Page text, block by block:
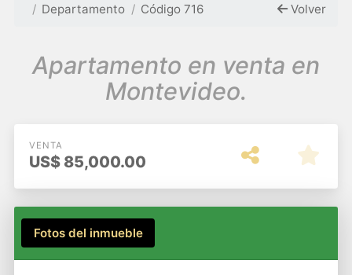
Departamento
Código 716 Volver
Apartamento en venta en
Montevideo.
VENTA
US$85,000.00
Fotos del inmueble